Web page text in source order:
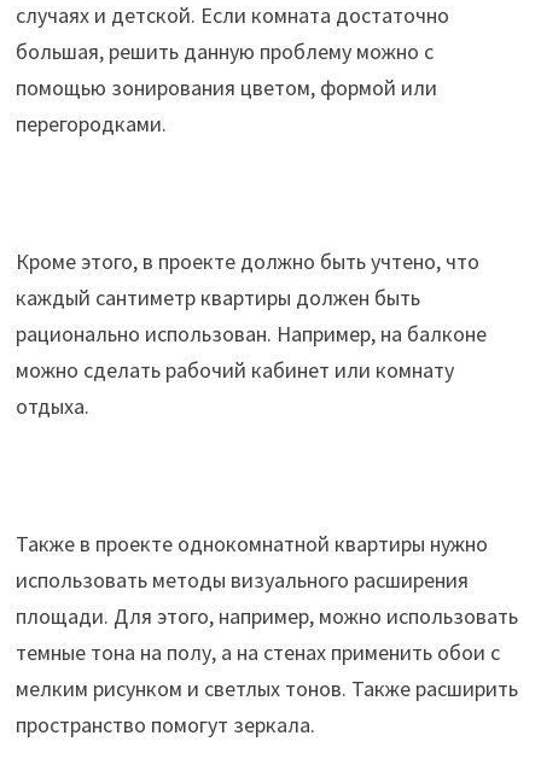
случаях и детской. Если комната достаточно
большая, решить данную проблему можно с
помощью зонирования цветом, формой или
перегородками.
Кроме этого, в проекте должно быть учтено, что
каждый сантиметр квартиры должен быть
рационально использован. Например, на балконе
можно сделать рабочий кабинет или комнату
отдыха.
Также в проекте однокомнатной квартиры нужно
использовать методы визуального расширения
площади. Для этого, например, можно использовать
темные тона на полу, а на стенах применить обои с
мелким рисунком и светлых тонов. Также расширить
пространство помогут зеркала.